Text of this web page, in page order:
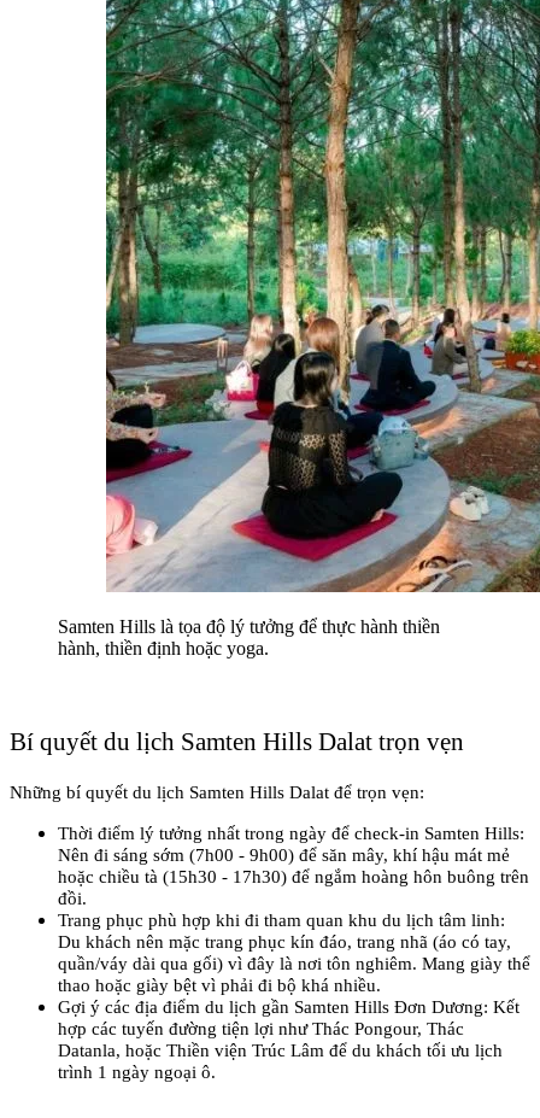
Samten Hills là tọa độ lý tưởng để thực hành thiền
hành, thiền định hoặc yoga.
Bí quyết du lịch Samten Hills Dalat trọn vẹn
Những bí quyết du lịch Samten Hills Dalat để trọn vẹn:
Thời điểm lý tưởng nhất trong ngày để check-in Samten Hills:
Nên đi sáng sớm (7h00 - 9h00) để săn mây, khí hậu mát mẻ
hoặc chiều tà (15h30 - 17h30) để ngắm hoàng hôn buông trên
đồi.
Trang phục phù hợp khi đi tham quan khu du lịch tâm linh:
Du khách nên mặc trang phục kín đáo, trang nhã (áo có tay,
quần/váy dài qua gối) vì đây là nơi tôn nghiêm. Mang giày thể
thao hoặc giày bệt vì phải đi bộ khá nhiều.
Gợi ý các địa điểm du lịch gần Samten Hills Đơn Dương: Kết
hợp các tuyến đường tiện lợi như Thác Pongour, Thác
Datanla, hoặc Thiền viện Trúc Lâm để du khách tối ưu lịch
trình 1 ngày ngoại ô.